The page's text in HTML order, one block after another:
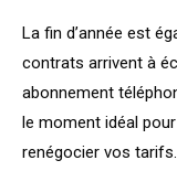
La fin d’année est
contrats arrivent à
abonnement
le moment idéal
renégocier vos